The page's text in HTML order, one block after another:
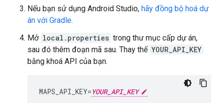
Nếu bạn sử dụng Android Studio, hãy đồng bộ hoá dự
án với Gradle.
Mở local.properties trong thư mục cấp dự án,
sau đó thêm đoạn mã sau. Thay thế YOUR_API_KEY
bằng khoá API của bạn.
MAPS_API_KEY= YOUR_API_KEY